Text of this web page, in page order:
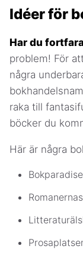
Idéer för
Har du
problem! För
några
raka till
böcker du
Här är några